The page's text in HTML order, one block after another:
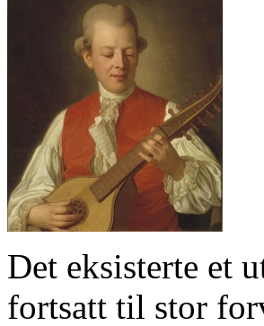
Det eksisterte et
fortsatt til stor